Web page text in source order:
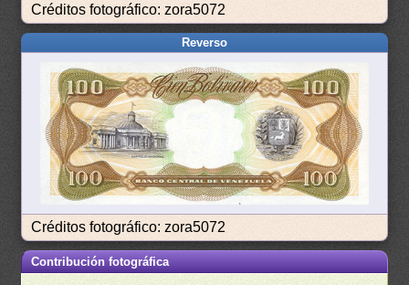
Créditos fotográfico: zora5072
Reverso
Créditos fotográfico: zora5072
Contribución fotográfica